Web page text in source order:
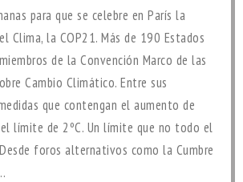
para que se celebre en París la
Clima, la COP21. Más de 190 Estados
de la Convención Marco de las
Cambio Climático. Entre sus
que contengan el aumento de
límite de 2ºC. Un límite que no todo el
foros alternativos como la Cumbre